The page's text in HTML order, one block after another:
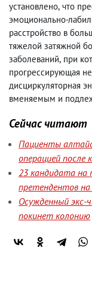
установлено, что
эмоционально-
расстройство в
тяжелой затяжной
заболеваний, при
прогрессирующая
дисциркуляторная
вменяемым и
Сейчас читают
Пациенты
операцией после
23 кандидата
претендентов на
Осужденный экс-
покинет колонию